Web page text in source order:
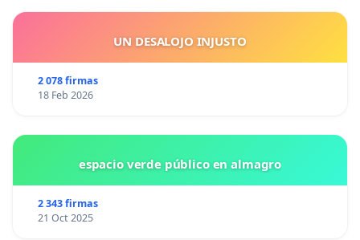
UN DESALOJO INJUSTO
2 078 firmas
18 Feb 2026
espacio verde público en almagro
2 343 firmas
21 Oct 2025